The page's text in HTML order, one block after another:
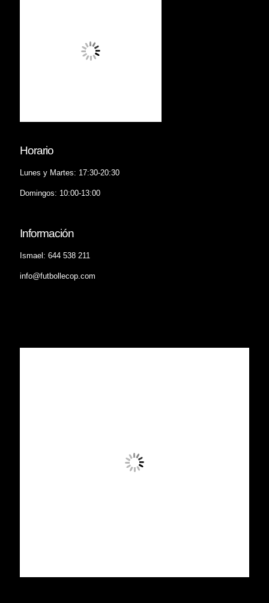
Horario
Lunes y Martes: 17:30-20:30
Domingos: 10:00-13:00
Información
Ismael: 644 538 211
info@futbollecop.com